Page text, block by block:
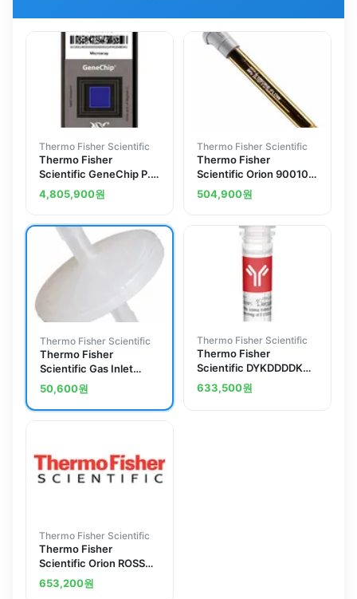
Thermo Fisher Scientific
Thermo Fisher
Scientific GeneChip P.
aeruginosa Genome
Array
4,805,900원
Thermo Fisher Scientific
Thermo Fisher
Scientific Orion 900100
Sure-Flow Reference
Half-Cell Electrode
504,900원
Thermo Fisher Scientific
Thermo Fisher
Scientific Gas Inlet
Filter
50,600원
Thermo Fisher Scientific
Thermo Fisher
Scientific DYKDDDDK
Tag Recombinant
Superclonal Antibody
633,500원
Thermo Fisher Scientific
Thermo Fisher
Scientific Orion ROSS
Refillable Epoxy Bodied
Combination pH
653,200원